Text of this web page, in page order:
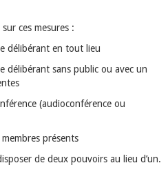
ces mesures :
délibérant en tout lieu
délibérant sans public ou avec un
(audioconférence ou
présents
de deux pouvoirs au lieu d’un.